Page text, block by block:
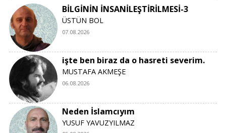
BİLGİNİN İNSANİLEŞTİRİLMESİ-3
ÜSTÜN BOL
07.08.2026
işte ben biraz da o hasreti severim.
MUSTAFA AKMEŞE
06.08.2026
Neden İslamcıyım
YUSUF YAVUZYILMAZ